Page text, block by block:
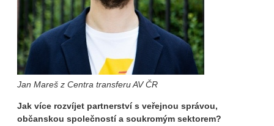
Jan Mareš z Centra transferu AV ČR
Jak více rozvíjet partnerství s veřejnou správou,
občanskou společností a soukromým sektorem?